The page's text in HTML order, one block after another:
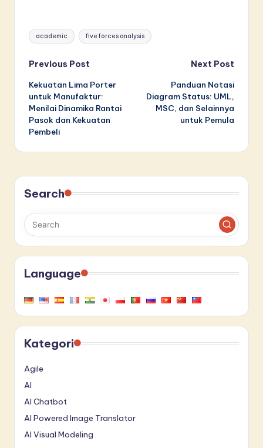
Tags:
academic five forces analysis
Post
navigation
Previous Post
Kekuatan Lima Porter
untuk Manufaktur:
Menilai Dinamika Rantai
Pasok dan Kekuatan
Pembeli
Next Post
Panduan Notasi
Diagram Status: UML,
MSC, dan Selainnya
untuk Pemula
Search
Language
Kategori
Agile
AI
AI Chatbot
AI Powered Image Translator
AI Visual Modeling